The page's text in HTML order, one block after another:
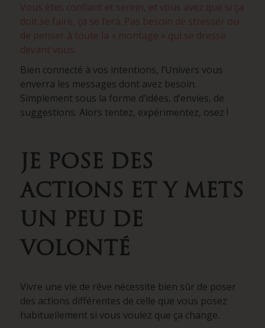
Vous êtes confiant et serein, et vous avez que si ça
doit se faire, ça se fera. Pas besoin de stresser ou
de penser à toute la « montage » qui se dresse
devant vous.
Bien connecté à vos intentions, l’Univers vous
enverra les messages dont avez besoin.
Simplement sous la forme d’idées, d’envies, de
suggestions. Alors tentez, expérimentez, osez !
JE POSE DES
ACTIONS ET Y METS
UN PEU DE
VOLONTÉ
Vivre une vie de rêve nécessite bien sûr de poser
des actions différentes de celle que vous posez
habituellement si vous voulez que ça change.